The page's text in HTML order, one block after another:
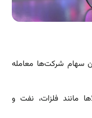
سهام شرکت‌ها معامله
مانند فلزات، نفت و